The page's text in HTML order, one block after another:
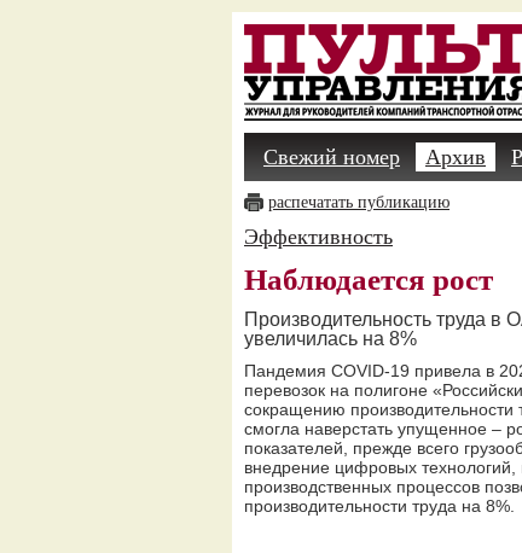
Свежий номер Архив
распечатать публикацию
Эффективность
Наблюдается рост
Производительность труда
увеличилась на 8%
Пандемия COVID-19 привела в
перевозок на полигоне
сокращению производительности
смогла наверстать упущенное –
показателей, прежде всего
внедрение цифровых технологий,
производственных процессов
производительности труда на 8%.